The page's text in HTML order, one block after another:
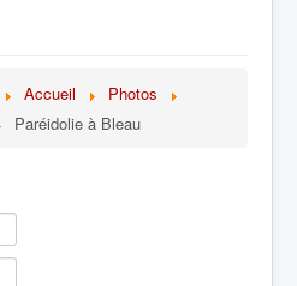
Accueil
Photos
Paréidolie à Bleau